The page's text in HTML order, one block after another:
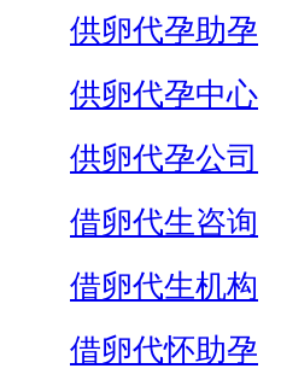
供卵代孕助孕
供卵代孕中心
供卵代孕公司
借卵代生咨询
借卵代生机构
借卵代怀助孕